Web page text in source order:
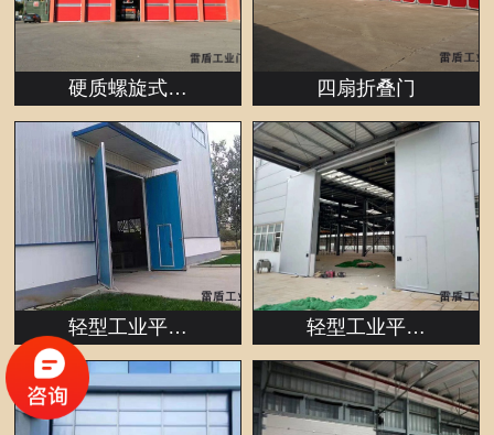
硬质螺旋式… 四扇折叠门
轻型工业平… 轻型工业平…